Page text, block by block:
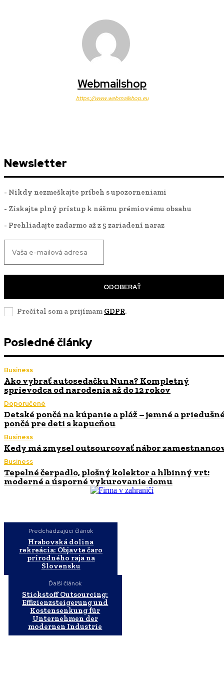
Webmailshop
https://www.webmailshop.eu
Newsletter
- Nikdy nezmeškajte príbeh s upozorneniami
- Získajte plný prístup k nášmu prémiovému obsahu
- Prehliadajte zadarmo až z 5 zariadení naraz
ODOBERAŤ
Prečítal som a prijímam GDPR.
Posledné články
Business
Ako vybrať autosedačku Nuna? Kompletný
sprievodca od narodenia až do 12 rokov
Doporučené
Detské pončá na kúpanie a pláž – jemné a
pončá pre deti s kapucňou
Business
Kedy má zmysel outsourcovať nábor
Business
Tepelné čerpadlo, plošný kolektor a hlbinný vrt:
moderné a úsporné vykurovanie domu
Predchádzajúci článok
Hrabovská dolina
rekreácia: Objavte čaro
prírodného raja na
Slovensku
Ďalší článok
Stickstoff Outsourcing:
Effizienzsteigerung und
Kostensenkung für
Unternehmen der
modernen Industrie